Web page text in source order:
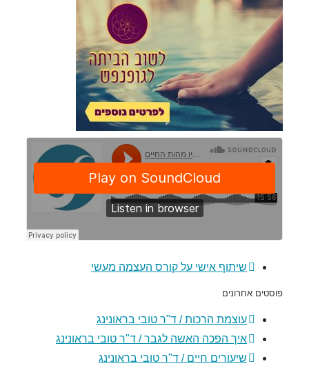
שיתוף אישי על קורס העצמה מעשי
פוסטים אחרונים
עוצמת הרכות / ד"ר טובי בראונינג
איך הפכה האשה לגבר / ד"ר טובי בראונינג
שיעורים חיים / ד"ר טובי בראונינג